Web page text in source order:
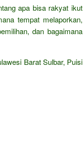
apa bisa rakyat ikut
tempat melaporkan,
dan bagaimana
Barat Sulbar, Puisi